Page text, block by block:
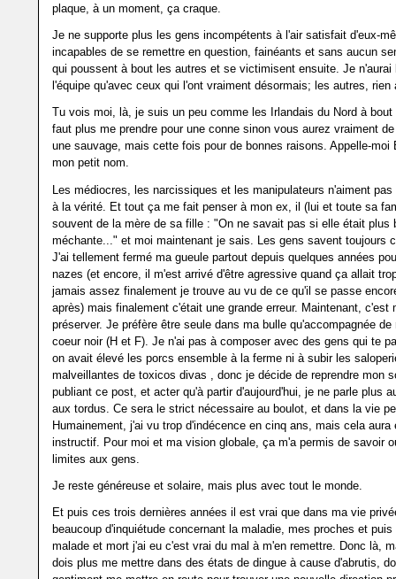
plaque, à un moment, ça craque.
Je ne supporte plus les gens incompétents à l'air satisfait d'eux-
incapables de se remettre en question, fainéants et sans aucun
qui poussent à bout les autres et se victimisent ensuite. Je n'aurai
l'équipe qu'avec ceux qui l'ont vraiment désormais; les autres, rien
Tu vois moi, là, je suis un peu comme les Irlandais du Nord à bout
faut plus me prendre pour une conne sinon vous aurez vraiment
une sauvage, mais cette fois pour de bonnes raisons. Appelle-moi
mon petit nom.
Les médiocres, les narcissiques et les manipulateurs n'aiment
à la vérité. Et tout ça me fait penser à mon ex, il (lui et toute sa
souvent de la mère de sa fille : "On ne savait pas si elle était plus
méchante..." et moi maintenant je sais. Les gens savent toujours
J'ai tellement fermé ma gueule partout depuis quelques années
nazes (et encore, il m'est arrivé d'être agressive quand ça allait
jamais assez finalement je trouve au vu de ce qu'il se passe
après) mais finalement c'était une grande erreur. Maintenant, c'est
préserver. Je préfère être seule dans ma bulle qu'accompagnée de
coeur noir (H et F). Je n'ai pas à composer avec des gens qui te
on avait élevé les porcs ensemble à la ferme ni à subir les
malveillantes de toxicos divas , donc je décide de reprendre mon
publiant ce post, et acter qu'à partir d'aujourd'hui, je ne parle plus
aux tordus. Ce sera le strict nécessaire au boulot, et dans la vie
Humainement, j'ai vu trop d'indécence en cinq ans, mais cela aura
instructif. Pour moi et ma vision globale, ça m'a permis de savoir
limites aux gens.
Je reste généreuse et solaire, mais plus avec tout le monde.
Et puis ces trois dernières années il est vrai que dans ma vie
beaucoup d'inquiétude concernant la maladie, mes proches et
malade et mort j'ai eu c'est vrai du mal à m'en remettre. Donc là,
dois plus me mettre dans des états de dingue à cause d'abrutis,